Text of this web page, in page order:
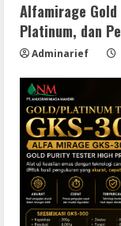
Alfamirage Gold
Platinum, dan
Adminarief